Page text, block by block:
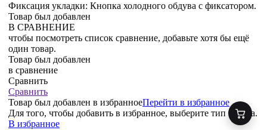
Фиксация укладки: Кнопка холодного обдува с фиксатором.
Товар был добавлен
В СРАВНЕНИЕ
чтобы посмотреть список сравнение, добавьте хотя бы ещё
один товар.
Товар был добавлен
в сравнение
Сравнить
Сравнить
Товар был добавлен в избранноеПерейти в избранное
Для того, чтобы добавить в избранное, выберите тип товара.
В избранное